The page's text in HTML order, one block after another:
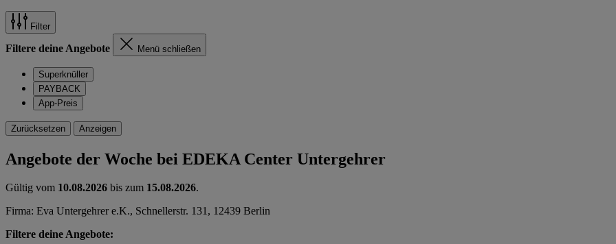
Filter
Filtere deine Angebote Menü schließen
Superknüller
PAYBACK
App-Preis
Zurücksetzen Anzeigen
Angebote der Woche bei EDEKA Center Untergehrer
Gültig vom 10.08.2026 bis zum 15.08.2026.
Firma: Eva Untergehrer e.K., Schnellerstr. 131, 12439 Berlin
Filtere deine Angebote: